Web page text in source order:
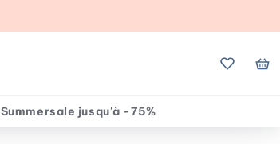
Mes
Summersale jusqu'à -75%